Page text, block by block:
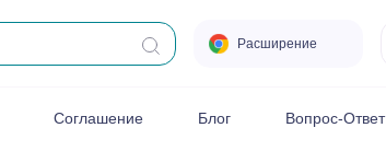
Расширение
Соглашение Блог Вопрос-Ответ